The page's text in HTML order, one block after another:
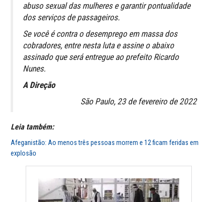
abuso sexual das mulheres e garantir pontualidade
dos serviços de passageiros.
Se você é contra o desemprego em massa dos
cobradores, entre nesta luta e assine o abaixo
assinado que será entregue ao prefeito Ricardo
Nunes.
A Direção
São Paulo, 23 de fevereiro de 2022
Leia também:
Afeganistão: Ao menos três pessoas morrem e 12 ficam feridas em
explosão